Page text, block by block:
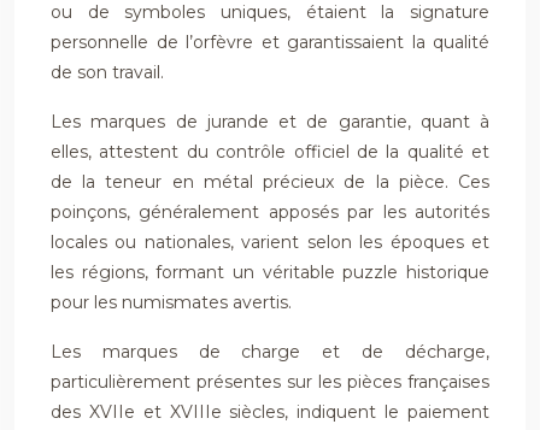
ou de symboles uniques, étaient la signature
personnelle de l’orfèvre et garantissaient la qualité
de son travail.
Les marques de jurande et de garantie, quant à
elles, attestent du contrôle officiel de la qualité et
de la teneur en métal précieux de la pièce. Ces
poinçons, généralement apposés par les autorités
locales ou nationales, varient selon les époques et
les régions, formant un véritable puzzle historique
pour les numismates avertis.
Les marques de charge et de décharge,
particulièrement présentes sur les pièces françaises
des XVIIe et XVIIIe siècles, indiquent le paiement